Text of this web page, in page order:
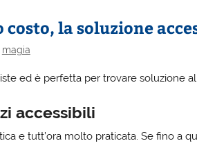
costo, la soluzione
magia
ed è perfetta per trovare soluzione
accessibili
e tutt’ora molto praticata. Se fino a